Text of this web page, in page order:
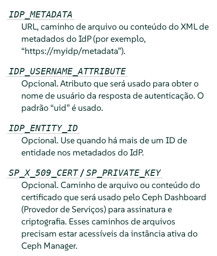
IDP_METADATA
URL, caminho de arquivo ou conteúdo do XML de
metadados do IdP (por exemplo,
“https://myidp/metadata”).
IDP_USERNAME_ATTRIBUTE
Opcional. Atributo que será usado para obter o
nome de usuário da resposta de autenticação. O
padrão “uid” é usado.
IDP_ENTITY_ID
Opcional. Use quando há mais de um ID de
entidade nos metadados do IdP.
SP_X_509_CERT / SP_PRIVATE_KEY
Opcional. Caminho de arquivo ou conteúdo do
certificado que será usado pelo Ceph Dashboard
(Provedor de Serviços) para assinatura e
criptografia. Esses caminhos de arquivos
precisam estar acessíveis da instância ativa do
Ceph Manager.